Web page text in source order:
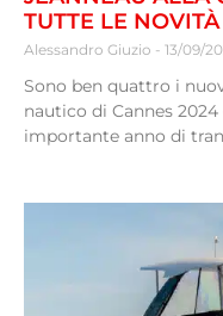
TUTTE LE
Alessandro Giuzio 13/09/
Sono ben quattro i
nautico di Cannes
importante anno di